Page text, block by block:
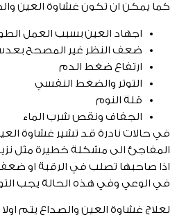
كما يمكن ان تكون غشاوة العين
اجهاد العين بسبب العمل
ضعف النظر غير المصحح
ارتفاع ضغط الدم
التوتر والضغط النفسي
قلة النوم
الجفاف ونقص شرب الماء
في حالات نادرة قد تشير غشاوة
المفاجئ الى مشكلة خطيرة مثل
اذا صاحبها تصلب في الرقبة او
في الوعي وفي هذه الحالة يجب
لعلاج غشاوة العين والصداع يتم